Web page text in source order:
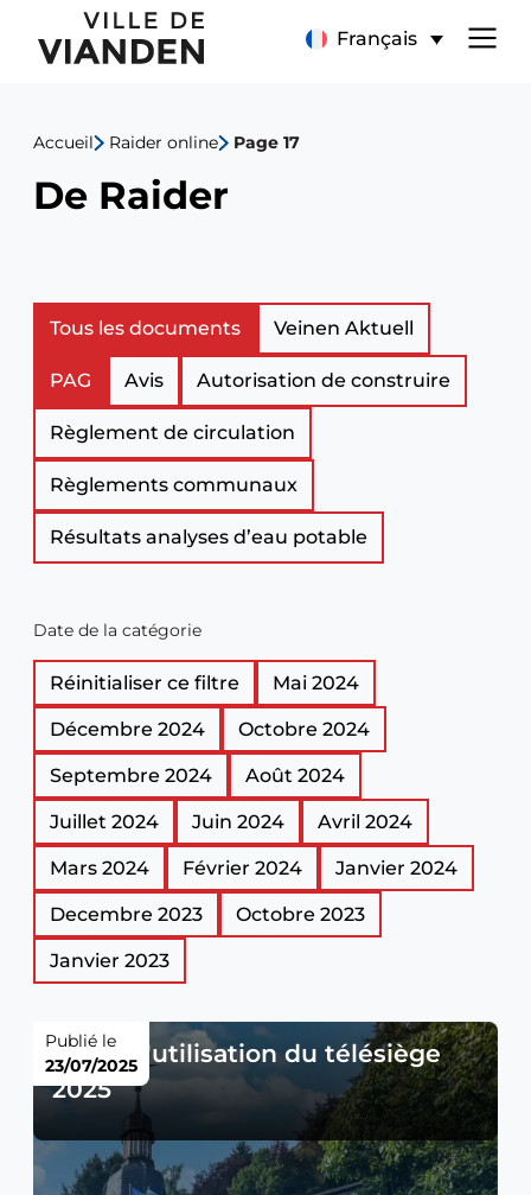
De
Raider
Français
Menu
navigation
principal
Accueil Raider online Page 17
De Raider
Liste
des
documents
officiels
Tous les documents Veinen Aktuell
PAG Avis Autorisation de construire
Règlement de circulation
Règlements communaux
Résultats analyses d’eau potable
Date de la catégorie
Réinitialiser ce filtre Mai 2024
Décembre 2024 Octobre 2024
Septembre 2024 Août 2024
Juillet 2024 Juin 2024 Avril 2024
Mars 2024 Février 2024 Janvier 2024
Decembre 2023 Octobre 2023
Janvier 2023
Taxes d'utilisation du télésiège
2025
Publié le
23/07/2025